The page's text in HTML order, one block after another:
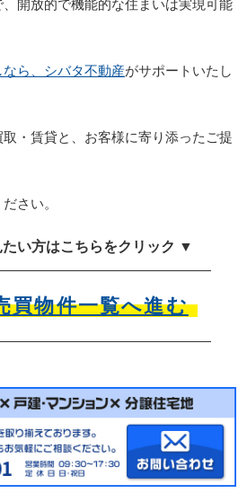
開放的で機能的な住まいは実現可能
ら、シバタ不動産がサポートいたし
・賃貸と、お客様に寄り添ったご提
さい。
い方はこちらをクリック ▼
買物件一覧へ進む